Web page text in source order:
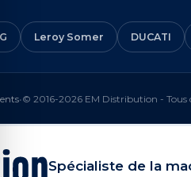
Leroy Somer DUCATI
•© 2016-2026 EM Distribution - Tous
Spécialiste de la